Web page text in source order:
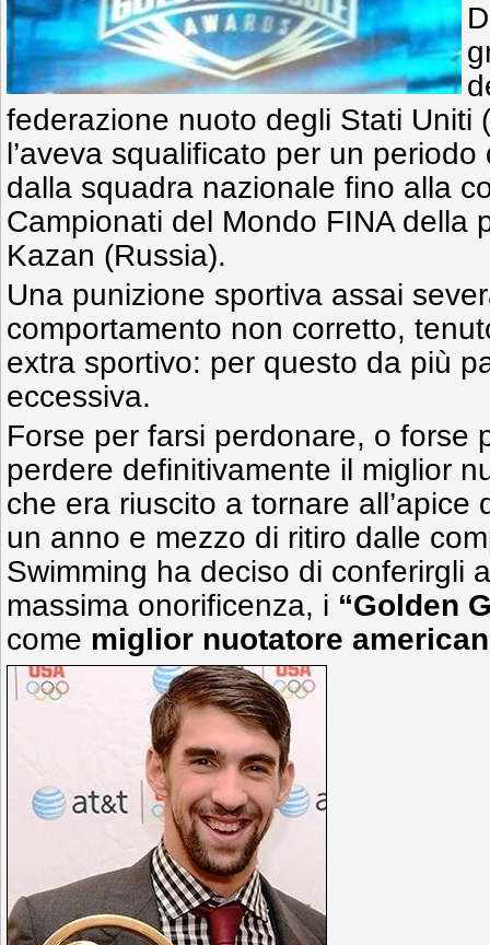
federazione nuoto degli Stati Uniti
l’aveva squalificato per un
dalla squadra nazionale fino alla
Campionati del Mondo FINA della
Kazan (Russia).
Una punizione sportiva assai
comportamento non corretto,
extra sportivo: per questo da più
eccessiva.
Forse per farsi perdonare, o forse
perdere definitivamente il miglior
che era riuscito a tornare all’apice
un anno e mezzo di ritiro dalle
Swimming ha deciso di conferirgli
massima onorificenza, i “Golden
come miglior nuotatore